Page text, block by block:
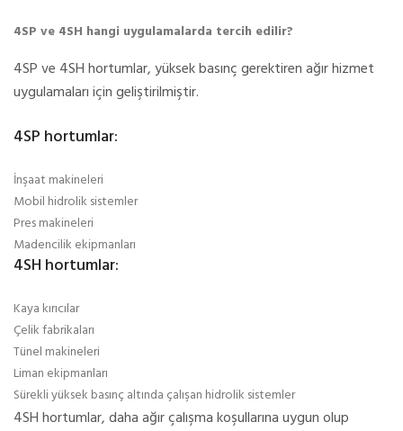
4SP ve 4SH hangi uygulamalarda tercih edilir?
4SP ve 4SH hortumlar, yüksek basınç gerektiren ağır hizmet
uygulamaları için geliştirilmiştir.
4SP hortumlar:
İnşaat makineleri
Mobil hidrolik sistemler
Pres makineleri
Madencilik ekipmanları
4SH hortumlar:
Kaya kırıcılar
Çelik fabrikaları
Tünel makineleri
Liman ekipmanları
Sürekli yüksek basınç altında çalışan hidrolik sistemler
4SH hortumlar, daha ağır çalışma koşullarına uygun olup